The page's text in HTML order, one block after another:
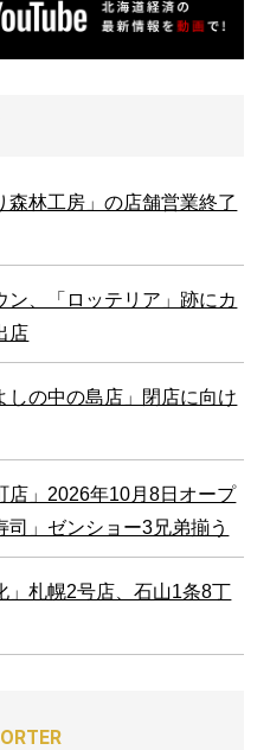
森林工房」の店舗営業終了
ン、「ロッテリア」跡にカ
店
しの中の島店」閉店に向け
店」2026年10月8日オープ
司」ゼンショー3兄弟揃う
」札幌2号店、石山1条8丁